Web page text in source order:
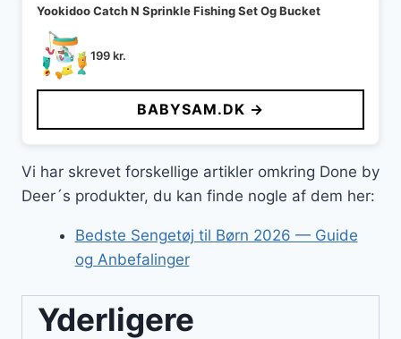
Yookidoo Catch N Sprinkle Fishing Set Og Bucket
199kr.
BABYSAM.DK →
Vi har skrevet forskellige artikler omkring Done by
Deer´s produkter, du kan finde nogle af dem her:
Bedste Sengetøj til Børn 2026 — Guide
og Anbefalinger
Yderligere